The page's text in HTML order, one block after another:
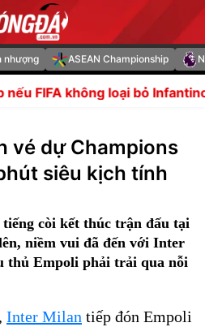
nhượng ASEAN Championship
bỏ Infantino Bóc tách thương
vé dự Champions
siêu kịch tính
tiếng còi kết thúc trận đấu tại
niềm vui đã đến với Inter
thủ Empoli phải trải qua nỗi
Inter Milan tiếp đón Empoli